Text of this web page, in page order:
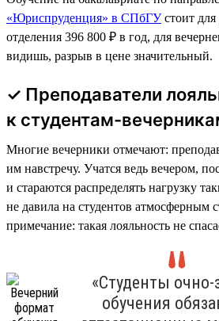
«Юриспруденция» в СПбГУстоит
отделения 396 800 ₽ в год, для
видишь, разрыв в цене значительный.
✓ Преподаватели
к студентам-
Многие вечерники отмечают:
им навстречу. Учатся ведь вечером,
и стараются распределять нагрузку
не давила на студентов атмосферным
примечание: такая лояльность не
«Студенты
обучения